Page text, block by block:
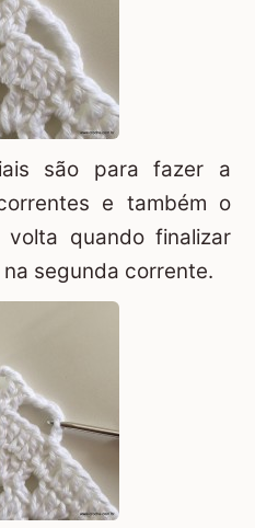
são para fazer a
e também o
quando finalizar
segunda corrente.